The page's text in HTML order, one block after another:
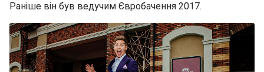
Раніше він був ведучим Євробачення 2017.